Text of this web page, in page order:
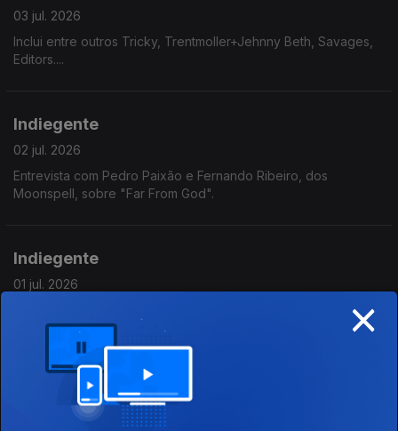
03 jul. 2026
Inclui entre outros Tricky, Trentmoller+Jehnny Beth, Savages,
Editors....
Indiegente
02 jul. 2026
Entrevista com Pedro Paixão e Fernando Ribeiro, dos
Moonspell, sobre "Far From God".
Indiegente
01 jul. 2026
Inclui entre outros Yard Act, This is Lorelei, Chelsea Wolfe, PJ
Harvey, Black Bananas....
Indiegente
30 jun. 2026
×